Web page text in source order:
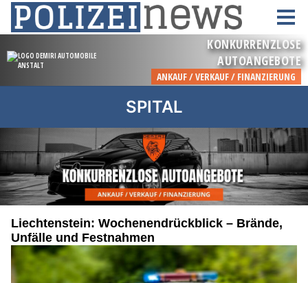
SPITAL
Liechtenstein: Wochenendrückblick – Brände,
Unfälle und Festnahmen